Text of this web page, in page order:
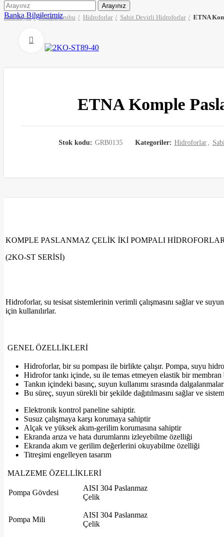
Arayınız
Banka Bilgilerimiz
Ana Sayfa Pompa Grubu Hidroforlar Sabit Devirli Hidroforlar ETNA
ETNA Komple
Stok kodu: GRB0135 Kategoriler: Hidroforlar
KOMPLE PASLANMAZ ÇELİK İKİ POMPALI HİDROFORLAR
(2KO-ST SERİSİ)
Hidroforlar, su tesisat sistemlerinin verimli çalışmasını sağlar ve
için kullanılırlar.
GENEL ÖZELLİKLERİ
Hidroforlar, bir su pompası ile birlikte çalışır. Pompa, suyu
Hidrofor tankı içinde, su ile temas etmeyen elastik bir
Tankın içindeki basınç, suyun kullanımı sırasında
Bu süreç, suyun sürekli bir şekilde dağıtılmasını sağlar ve
Elektronik kontrol paneline sahiptir.
Susuz çalışmaya karşı korumaya sahiptir
Alçak ve yüksek akım-gerilim korumasına sahiptir
Ekranda arıza ve hata durumlarını izleyebilme özelliği
Ekranda akım ve gerilim değerlerini okuyabilme özelliği
Titreşimi engelleyen tasarım
MALZEME ÖZELLİKLERİ
Pompa Gövdesi
AISI 304 Paslanmaz
Çelik
Pompa Mili
AISI 304 Paslanmaz
Çelik